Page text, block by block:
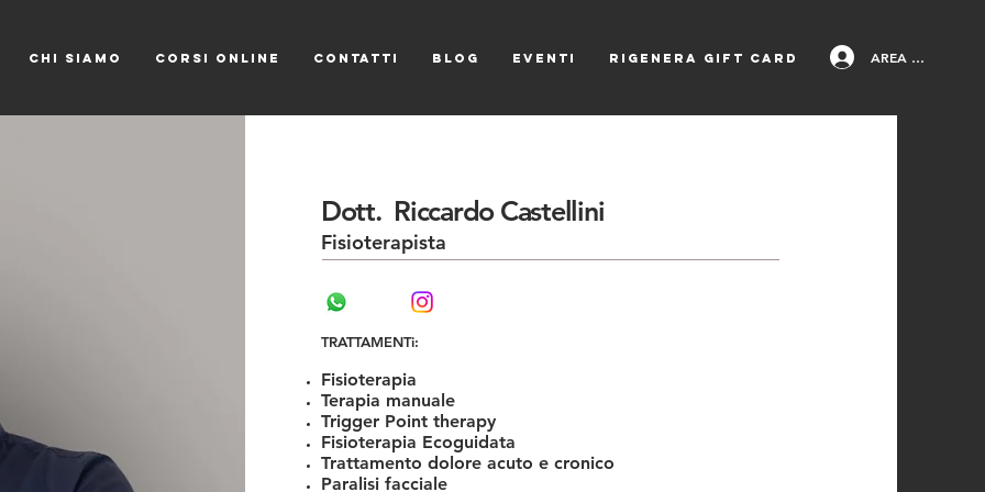
CHI SIAMO CORSI ONLINE CONTATTI Blog EVENTI Rigenera Gift Card AREA PAZIENTI
Dott. Riccardo Castellini
Fisioterapista
TRATTAMENTi:
Fisioterapia
Terapia manuale
Trigger Point therapy
Fisioterapia Ecoguidata
Trattamento dolore acuto e cronico
Paralisi facciale